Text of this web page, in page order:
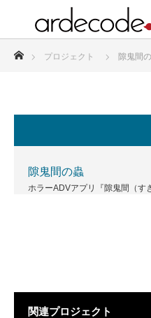
プロジェクト 隙鬼間
隙鬼間の蟲
ホラーADVアプリ『隙鬼間（す
関連プロジェクト